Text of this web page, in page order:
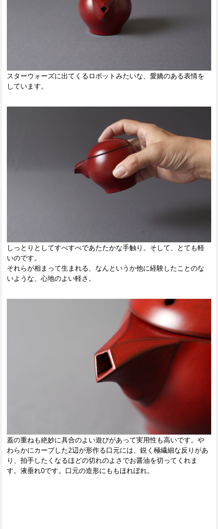
スターウォーズに出てくるロボットみたいな、愛嬌のある表情を
しています。
しっとりとしてすべすべであたたかな手触り。そして、とても軽
いのです。
それらが相まって生まれる、なんというか他に経験したことのな
いような、心地のよい軽さ。
蓋の重ねも絶妙に具合のよい遊びがあって実用性も高いです。や
わらかにカーブした2辺が形作る口元には、鋭く極繊細な反りがあ
り、拍手したくなるほどの切れのよさでお醤油を切ってくれま
す。液垂れ0です。口元の造形にももほれぼれ。